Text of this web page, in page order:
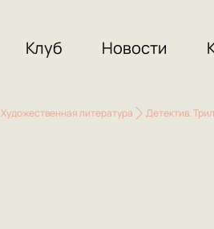
Клуб Новости
Художественная литература Детектив.